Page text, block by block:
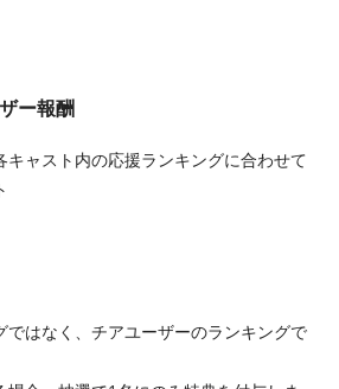
ー報酬
ャスト内の応援ランキングに合わせて
はなく、チアユーザーのランキングで